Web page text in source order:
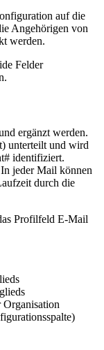
auf die
Angehörigen von
werden.
Felder
ergänzt werden.
unterteilt und wird
identifiziert.
jeder Mail können
durch die
Profilfeld E-Mail